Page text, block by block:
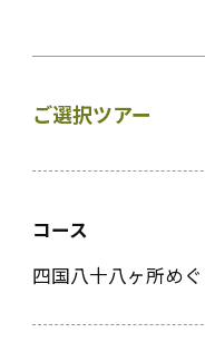
ご選択ツアー
コース
四国八十八ヶ所め